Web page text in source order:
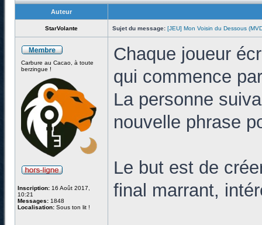
Auteur
StarVolante Sujet du message: [JEU] Mon Voisin du Dessous
Carbure au Cacao, à toute
berzingue !
Inscription: 16 Août 2017,
10:21
Messages: 1848
Localisation: Sous ton lit !
Chaque joueur
qui commence
La personne
nouvelle phrase
Le but est de
final marrant,